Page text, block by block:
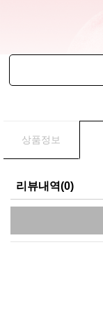
상품정보
리뷰내역(0)